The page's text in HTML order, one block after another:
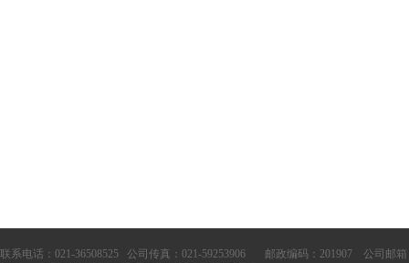
联系电话：021-36508525 公司传真：021-59253906 邮政编码：201907 公司邮